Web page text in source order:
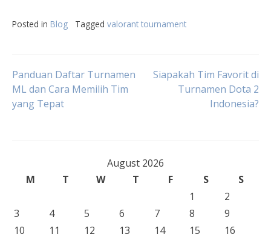
Posted in Blog Tagged valorant tournament
Post
navigation
Panduan Daftar Turnamen
ML dan Cara Memilih Tim
yang Tepat
Siapakah Tim Favorit di
Turnamen Dota 2
Indonesia?
August 2026
M
T W T F S
S
1
2
3
4 5 6 7 8
9
10
11 12 13 14 15
16